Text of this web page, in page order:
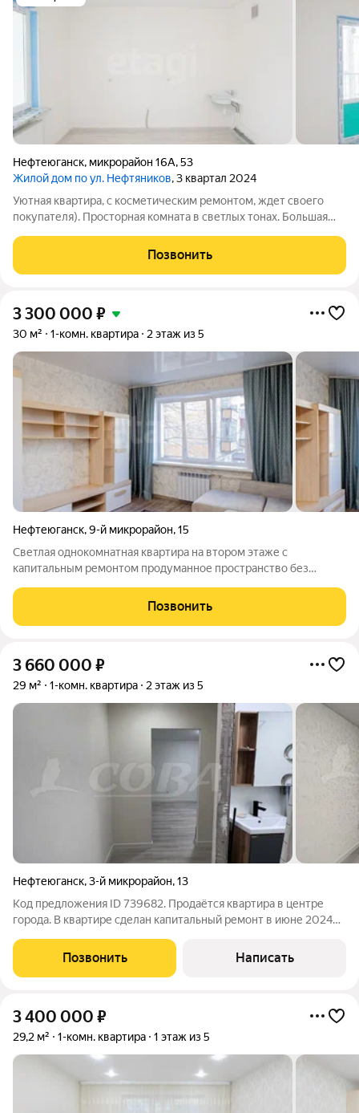
Нефтеюганск, микрорайон 16А,53
Жилой дом по ул. Нефтяников, 3 квартал 2024
Уютная квартира, с косметическим ремонтом, ждет своего
покупателя). Просторная комната в светлых тонах. Большая
централизованное. Уcтaновлены счетчики на воду и на свет.
Окна расположены во двор.
Позвонить
3 300 000 ₽
30 м² 1-комн. квартира 2 этаж из 5
Нефтеюганск,9-й микрорайон,15
Светлая однокомнатная квартира на втором этаже с
капитальным ремонтом продуманное пространство без
заменены коммуникации и радиаторные батареи,
совмещённый санузел аккуратно выложен кафелем.
Позвонить
3 660 000 ₽
29 м² 1-комн. квартира 2 этаж из 5
Нефтеюганск,3-й микрорайон,13
Код предложения ID 739682. Продаётся квартира в центре
города. В квартире сделан капитальный ремонт в июне 2024
стенa ; увеличeнa площaдь вaннoй кoмнaты; нoвaя провoдкa и
сaнтехничеcкие тpубы;
Позвонить Написать
3 400 000 ₽
29,2 м² 1-комн. квартира 1 этаж из 5